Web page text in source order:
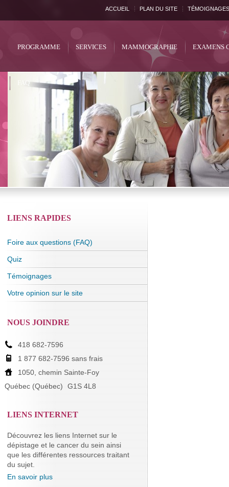
ACCUEIL PLAN DU SITE TÉMOIGNAGES
PROGRAMME SERVICES MAMMOGRAPHIE EXAMENS
FAQ
LIENS RAPIDES
Foire aux questions (FAQ)
Quiz
Témoignages
Votre opinion sur le site
NOUS JOINDRE
418 682-7596
1 877 682-7596 sans frais
1050, chemin Sainte-Foy
Québec (Québec)
G1S 4L8
LIENS INTERNET
Découvrez les liens Internet sur le
dépistage et le cancer du sein ainsi
que les différentes ressources traitant
du sujet.
En savoir plus